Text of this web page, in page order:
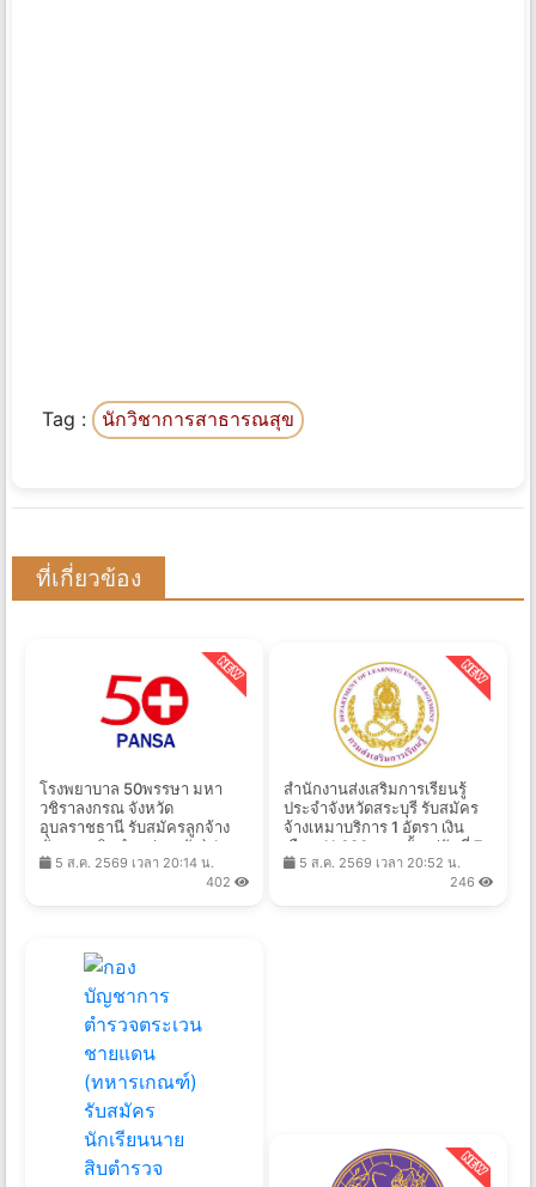
Tag : นักวิชาการสาธารณสุข
ที่เกี่ยวข้อง
โรงพยาบาล 50พรรษา มหา
วชิราลงกรณ จังหวัด
อุบลราชธานี รับสมัครลูกจ้าง
ชั่วคราวเงินบำรุง(รายวัน) 1
อัตรา จ้างวันละ 305 บาท ตั้งแต่
5 ส.ค. 2569 เวลา 20:14 น.
402
สำนักงานส่งเสริมการเรียนรู้
ประจำจังหวัดสระบุรี รับสมัคร
จ้างเหมาบริการ 1 อัตรา เงิน
เดือน 11,680 บาท ตั้งแต่วันที่ 7-
19 ส.ค. 2569
5 ส.ค. 2569 เวลา 20:52 น.
246